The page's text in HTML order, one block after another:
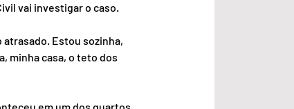
vai investigar o caso.
Estou sozinha,
minha casa, o teto dos